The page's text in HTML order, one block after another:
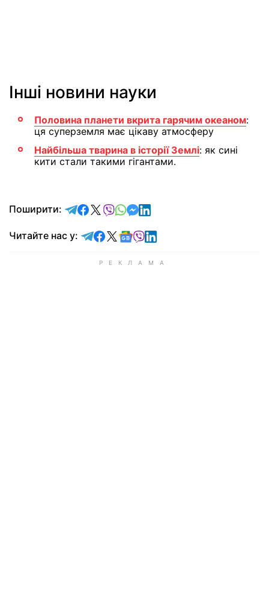
Інші новини науки
Половина планети вкрита гарячим океаном:
ця суперземля має цікаву атмосферу
Найбільша тварина в історії Землі: як сині
кити стали такими гігантами.
Поширити: відправити у Telegram
поділитись у Facebook
поділитись у X
відправити у Viber
відправити у Whatsapp
відправити у Messenger
відправити у LinkedIn
Читайте нас у: Читайте у Telegram
Читайте у Facebook
Читайте у X
Читайте у Google news
Читайте у Viber
Читайте у LinkedIn